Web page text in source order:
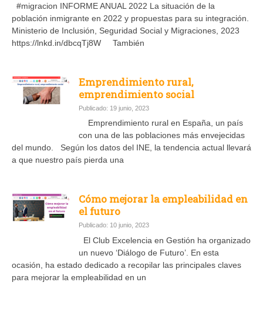
#migracion INFORME ANUAL 2022 La situación de la
población inmigrante en 2022 y propuestas para su integración.
Ministerio de Inclusión, Seguridad Social y Migraciones, 2023
https://lnkd.in/dbcqTj8W También
Emprendimiento rural,
emprendimiento social
Publicado: 19 junio, 2023
Emprendimiento rural en España, un país
con una de las poblaciones más envejecidas
del mundo. Según los datos del INE, la tendencia actual llevará
a que nuestro país pierda una
Cómo mejorar la empleabilidad en
el futuro
Publicado: 10 junio, 2023
El Club Excelencia en Gestión ha organizado
un nuevo ‘Diálogo de Futuro’. En esta
ocasión, ha estado dedicado a recopilar las principales claves
para mejorar la empleabilidad en un